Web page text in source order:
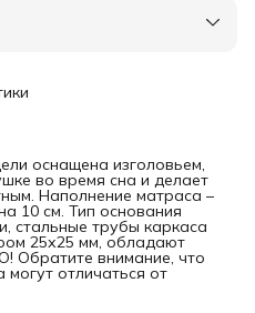
оснащена изголовьем,
во время сна и делает
Наполнение матраса –
10 см. Тип основания
стальные трубы каркаса
25х25 мм, обладают
Обратите внимание, что
могут отличаться от